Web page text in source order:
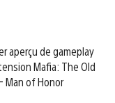
aperçu de gameplay
Mafia: The Old
Man of Honor